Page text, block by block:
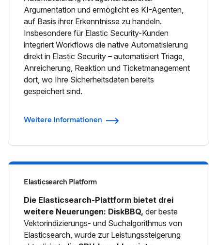
Argumentation und ermöglicht es KI-Agenten,
auf Basis ihrer Erkenntnisse zu handeln.
Insbesondere für Elastic Security-Kunden
integriert Workflows die native Automatisierung
direkt in Elastic Security – automatisiert Triage,
Anreicherung, Reaktion und Ticketmanagement
dort, wo Ihre Sicherheitsdaten bereits
gespeichert sind.
Weitere Informationen
Elasticsearch Platform
Die Elasticsearch-Plattform bietet drei
weitere Neuerungen: DiskBBQ, der beste
Vektorindizierungs- und Suchalgorithmus von
Elasticsearch, wurde zur Leistungssteigerung